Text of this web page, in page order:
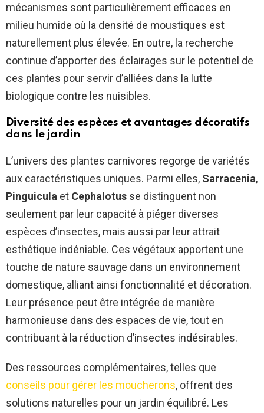
mécanismes sont particulièrement efficaces en
milieu humide où la densité de moustiques est
naturellement plus élevée. En outre, la recherche
continue d’apporter des éclairages sur le potentiel de
ces plantes pour servir d’alliées dans la lutte
biologique contre les nuisibles.
Diversité des espèces et avantages décoratifs
dans le jardin
L’univers des plantes carnivores regorge de variétés
aux caractéristiques uniques. Parmi elles, Sarracenia,
Pinguicula et Cephalotus se distinguent non
seulement par leur capacité à piéger diverses
espèces d’insectes, mais aussi par leur attrait
esthétique indéniable. Ces végétaux apportent une
touche de nature sauvage dans un environnement
domestique, alliant ainsi fonctionnalité et décoration.
Leur présence peut être intégrée de manière
harmonieuse dans des espaces de vie, tout en
contribuant à la réduction d’insectes indésirables.
Des ressources complémentaires, telles que
conseils pour gérer les moucherons, offrent des
solutions naturelles pour un jardin équilibré. Les